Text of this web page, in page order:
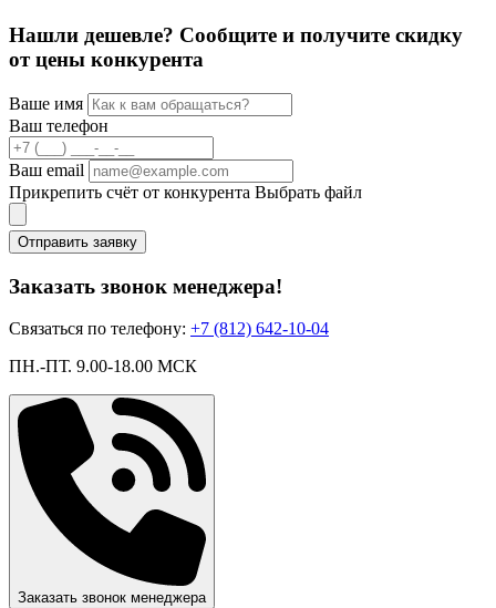
Нашли дешевле? Сообщите и получите скидку
от цены конкурента
Ваше имя
Ваш телефон
Ваш email
Прикрепить счёт от конкурента Выбрать файл
Отправить заявку
Заказать звонок менеджера!
Связаться по телефону: +7 (812) 642-10-04
ПН.-ПТ. 9.00-18.00 МСК
Заказать звонок менеджера